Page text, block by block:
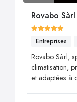
Rovabo Sàrl
Entreprises
Rovabo Sàrl,
climatisation,
et adaptées à